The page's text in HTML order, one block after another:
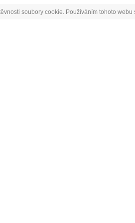
soubory cookie. Používáním tohoto webu